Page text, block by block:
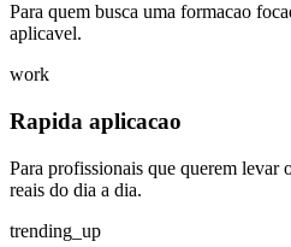
Para quem busca uma formacao
aplicavel.
work
Rapida aplicacao
Para profissionais que querem levar
reais do dia a dia.
trending_up